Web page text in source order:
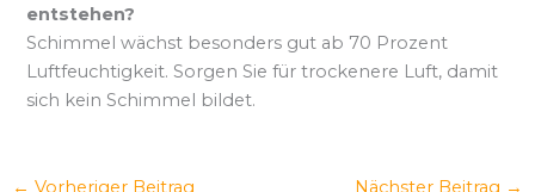
entstehen?
Schimmel wächst besonders gut ab 70 Prozent
Luftfeuchtigkeit. Sorgen Sie für trockenere Luft, damit
sich kein Schimmel bildet.
← Vorheriger Beitrag Nächster Beitrag →